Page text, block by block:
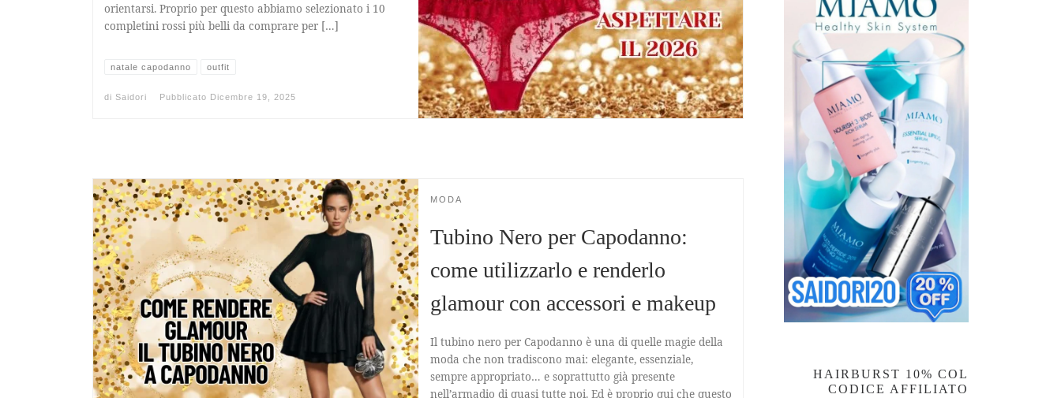
orientarsi. Proprio per questo abbiamo selezionato i 10
completini rossi più belli da comprare per […]
natale capodanno outfit
di Saidori Pubblicato Dicembre 19, 2025
MODA
Tubino Nero per Capodanno:
come utilizzarlo e renderlo
glamour con accessori e makeup
Il tubino nero per Capodanno è una di quelle magie della
moda che non tradiscono mai: elegante, essenziale,
sempre appropriato… e soprattutto già presente
nell’armadio di quasi tutte noi. Ed è proprio qui che questo
HAIRBURST 10% COL
CODICE AFFILIATO